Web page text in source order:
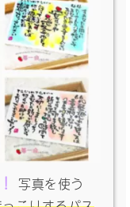
写真を使う